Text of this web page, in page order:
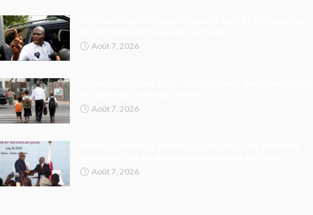
Août 7, 2026
Août 7, 2026
Août 7, 2026